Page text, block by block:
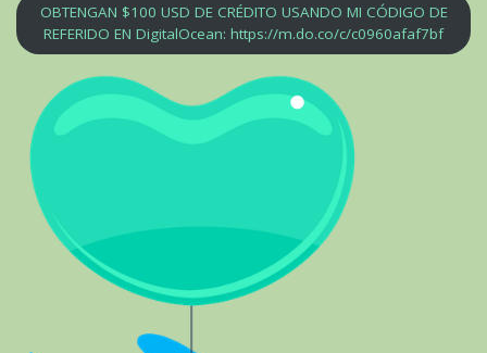
OBTENGAN $100 USD DE CRÉDITO USANDO MI CÓDIGO DE
REFERIDO EN DigitalOcean: https://m.do.co/c/c0960afaf7bf